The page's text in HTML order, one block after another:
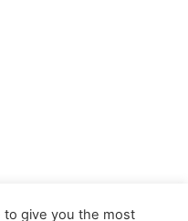
to give you the most